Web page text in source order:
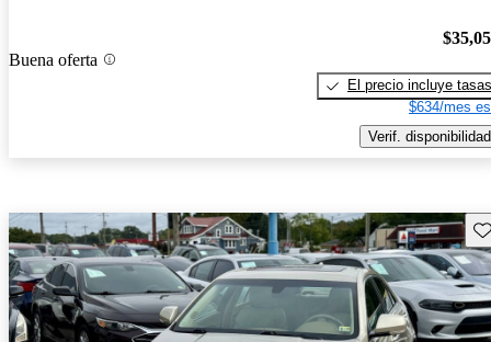
Buena oferta
El precio incluye tasas
$634/mes
Verif. disponibilidad